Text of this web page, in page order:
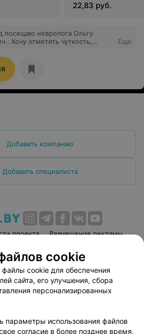
22,83 руб.
посещаю невролога Ольгу
. Хочу отметить чуткость,
Еще
Добавить компанию
Добавить специалиста
проекта
Размещение рекламы
соглашение
Способы оплаты
Партнеры
руководителю 103.by
настройки cookie
cookie
файлы cookie для обеспечения
сайта, его улучшения, сбора
персонализированных
параметры использования файлов
согласие в более позднее время.